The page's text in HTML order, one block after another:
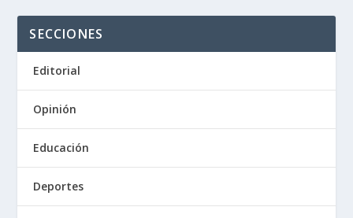
SECCIONES
Editorial
Opinión
Educación
Deportes